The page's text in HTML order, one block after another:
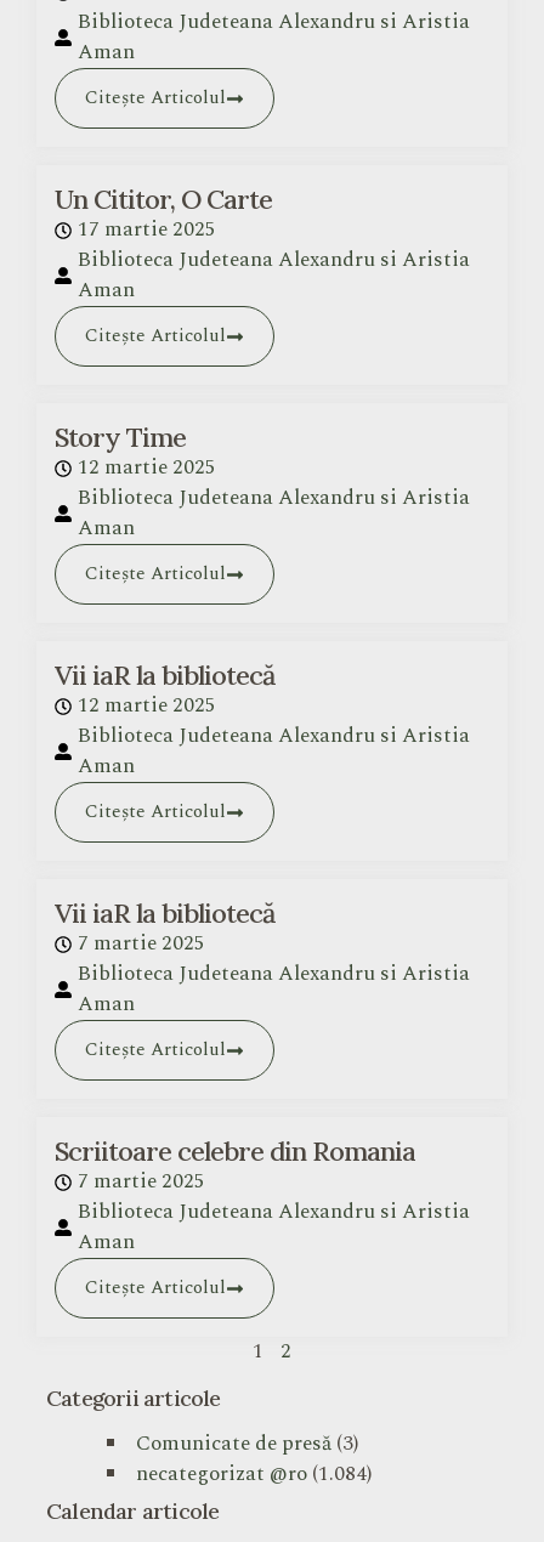
Biblioteca Judeteana Alexandru si Aristia
Aman
Citește Articolul
Un Cititor, O Carte
17 martie 2025
Biblioteca Judeteana Alexandru si Aristia
Aman
Citește Articolul
Story Time
12 martie 2025
Biblioteca Judeteana Alexandru si Aristia
Aman
Citește Articolul
Vii iaR la bibliotecă
12 martie 2025
Biblioteca Judeteana Alexandru si Aristia
Aman
Citește Articolul
Vii iaR la bibliotecă
7 martie 2025
Biblioteca Judeteana Alexandru si Aristia
Aman
Citește Articolul
Scriitoare celebre din Romania
7 martie 2025
Biblioteca Judeteana Alexandru si Aristia
Aman
Citește Articolul
1 2
Categorii articole
Comunicate de presă(3)
necategorizat @ro(1.084)
Calendar articole